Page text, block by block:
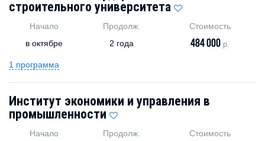
строительного университета
Начало
в октябре
Продолж.
2 года
Стоимость
484 000р.
1 программа
Институт экономики и управления в
промышленности
Начало
Продолж.
Стоимость